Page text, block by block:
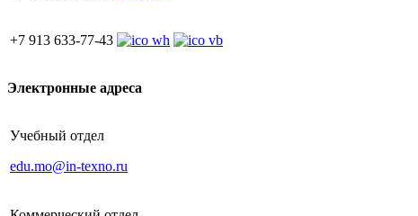
+7 913 633-77-43
Электронные адреса
Учебный отдел
edu.mo@in-texno.ru